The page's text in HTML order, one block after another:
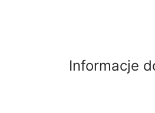
Informacje